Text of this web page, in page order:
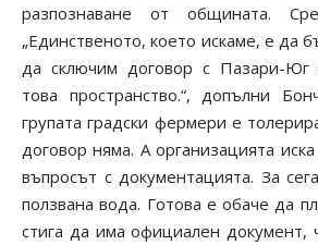
разпознаване от общината.
„Единственото, което искаме, е да
да сключим договор с Пазари-Юг
това пространство.“, допълни
групата градски фермери е
договор няма. А организацията
въпросът с документацията. За
ползвана вода. Готова е обаче да
стига да има официален документ,